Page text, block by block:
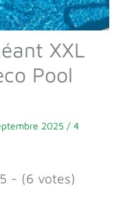
XXL
Pool
2025 / 4
- (6 votes)